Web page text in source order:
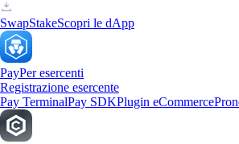
SwapStakeScopri le dApp
PayPer esercenti
Registrazione esercente
Pay TerminalPay SDKPlugin eCommerce